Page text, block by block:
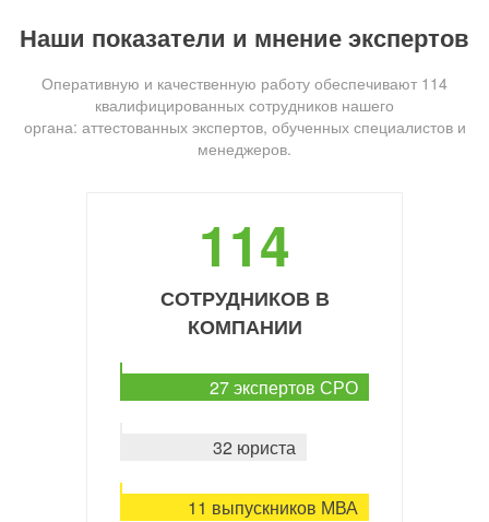
Наши показатели и мнение экспертов
Оперативную и качественную работу обеспечивают 114
квалифицированных сотрудников нашего
органа: аттестованных экспертов, обученных специалистов и
менеджеров.
114
СОТРУДНИКОВ В
КОМПАНИИ
27 экспертов СРО
32 юриста
11 выпускников МВА